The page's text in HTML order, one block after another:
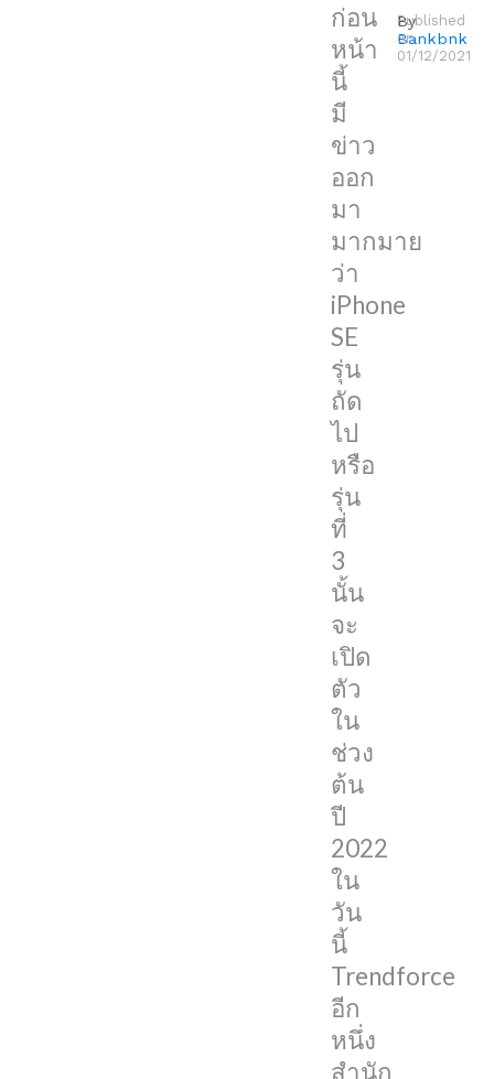
ก่อน
หน้า
นี้
มี
ข่าว
ออก
มา
มากมาย
ว่า
iPhone
SE
รุ่น
ถัด
ไป
หรือ
รุ่น
ที่
3
นั้น
จะ
เปิด
ตัว
ใน
ช่วง
ต้น
ปี
2022
ใน
วัน
นี้
Trendforce
อีก
หนึ่ง
สำนัก
By
Bankbnk
Published
on
01/12/2021
ปี
2022
ใน
วัน
นี้
Trendforce
อีก
หนึ่ง
สำนัก
ข่าว
ก็
ออก
มา
ย้ำ
เรื่อง
ดัง
กล่าว
แล้ว
โดย
Trendforce
เผย
ว่า
iPhone
SE
รุ่น
ที่
3
นั้น
จะ
ยัง
คง
เป็น
Mid-